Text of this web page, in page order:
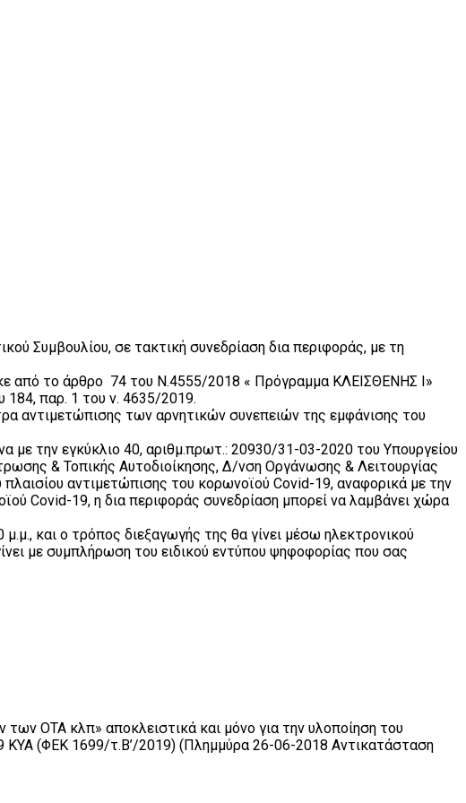
Συμβουλίου, σε τακτική συνεδρίαση δια περιφοράς, με τη
από το άρθρο 74 του Ν.4555/2018 « Πρόγραμμα ΚΛΕΙΣΘΕΝΗΣ Ι»
παρ. 1 του ν. 4635/2019.
αντιμετώπισης των αρνητικών συνεπειών της εμφάνισης του
την εγκύκλιο 40, αριθμ.πρωτ.: 20930/31-03-2020 του Υπουργείου
& Τοπικής Αυτοδιοίκησης, Δ/νση Οργάνωσης & Λειτουργίας
αντιμετώπισης του κορωνοϊού Covid-19, αναφορικά με την
Covid-19, η δια περιφοράς συνεδρίαση μπορεί να λαμβάνει χώρα
και ο τρόπος διεξαγωγής της θα γίνει μέσω ηλεκτρονικού
με συμπλήρωση του ειδικού εντύπου ψηφοφορίας που σας
ΟΤΑ κλπ» αποκλειστικά και μόνο για την υλοποίηση του
(ΦΕΚ 1699/τ.Β’/2019) (Πλημμύρα 26-06-2018 Αντικατάσταση